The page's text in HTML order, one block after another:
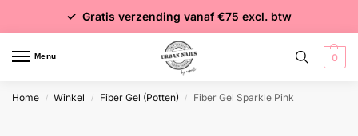
✓ Gratis verzending vanaf €75 excl. btw
✓ Voor 15:00 besteld = dezelfde dag verzonden
✓ Meer dan 4000 producten
Menu 0
Home / Winkel / Fiber Gel (Potten) / Fiber Gel Sparkle Pink